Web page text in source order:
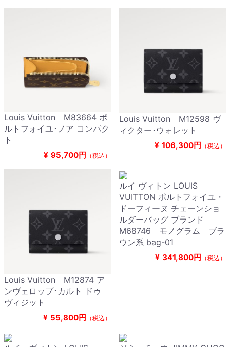
Louis Vuitton M83664 ポ
ルトフォイユ･ノア コンパク
ト
¥ 95,700円 （税込）
Louis Vuitton M12598 ヴ
ィクター･ウォレット
¥ 106,300円 （税込）
Louis Vuitton M12874 ア
ンヴェロップ･カルト ドゥ
ヴィジット
¥ 55,800円 （税込）
ルイ ヴィトン LOUIS
VUITTON ポルトフォイユ・
ドーフィーヌ チェーンショ
ルダーバッグ ブランド
M68746 モノグラム ブラ
ウン系 bag-01
¥ 341,800円 （税込）